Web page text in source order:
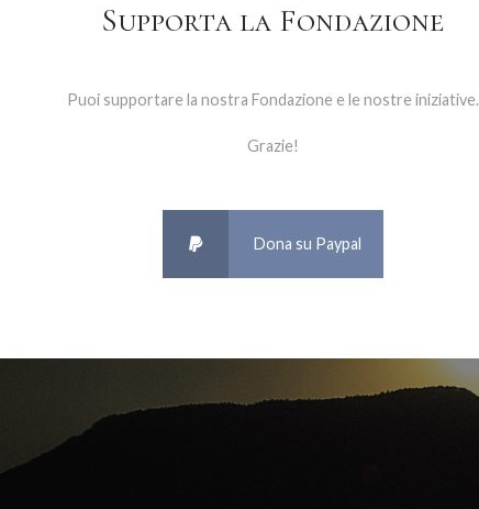
Supporta la Fondazione
Puoi supportare la nostra Fondazione e le nostre iniziative.
Grazie!